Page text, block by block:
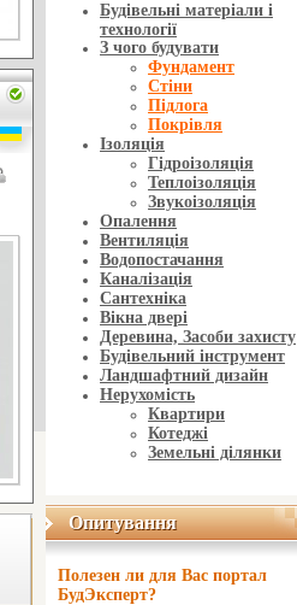
Будівельні матеріали і
технології
З чого будувати
Фундамент
Стіни
Підлога
Покрівля
Ізоляція
Гідроізоляція
Теплоізоляція
Звукоізоляція
Опалення
Вентиляція
Водопостачання
Каналізація
Сантехніка
Вікна двері
Деревина, Засоби захисту
Будівельний інструмент
Ландшафтний дизайн
Нерухомість
Квартири
Котеджі
Земельні ділянки
Опитування
Опитування
Полезен ли для Вас портал
БудЭксперт?